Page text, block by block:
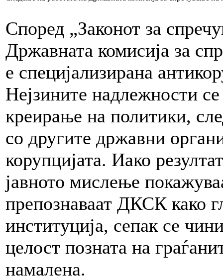
Според „Законот за
Државната комисија за
е специјализирана
Нејзините надлежности
креирање на политики,
со другите државни
корупцијата. Иако
јавното мислење
препознаваат ДКСК како
институција, сепак се
целост позната на
намалена.